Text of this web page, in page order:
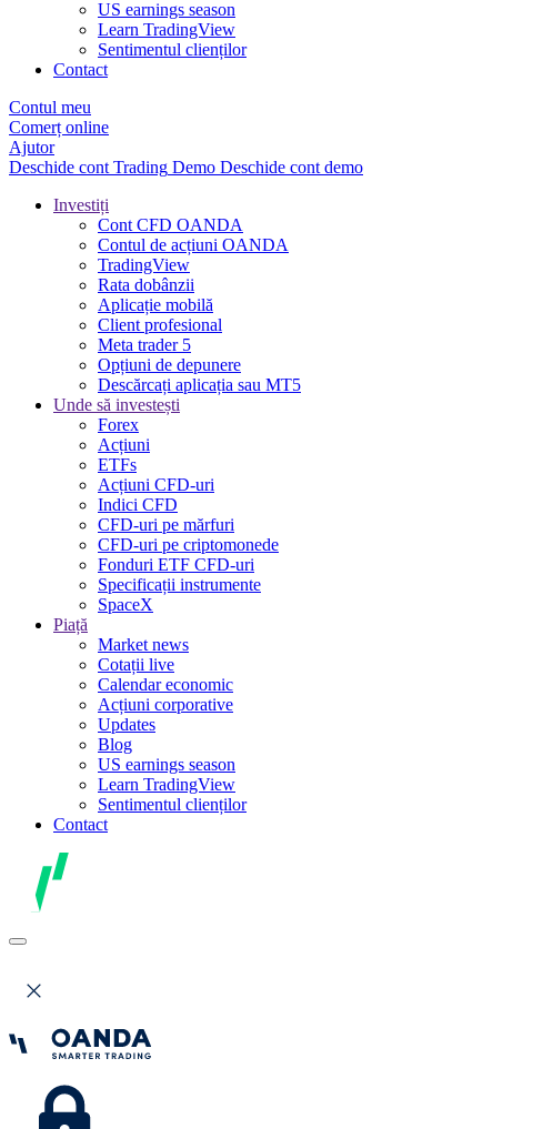
US earnings season
Learn TradingView
Sentimentul clienților
Contact
Contul meu
Comerț online
Ajutor
Deschide cont Trading Demo Deschide cont demo
Investiți
Cont CFD OANDA
Contul de acțiuni OANDA
TradingView
Rata dobânzii
Aplicație mobilă
Client profesional
Meta trader 5
Opțiuni de depunere
Descărcați aplicația sau MT5
Unde să investești
Forex
Acțiuni
ETFs
Acțiuni CFD-uri
Indici CFD
CFD-uri pe mărfuri
CFD-uri pe criptomonede
Fonduri ETF CFD-uri
Specificații instrumente
SpaceX
Piață
Market news
Cotații live
Calendar economic
Acțiuni corporative
Updates
Blog
US earnings season
Learn TradingView
Sentimentul clienților
Contact